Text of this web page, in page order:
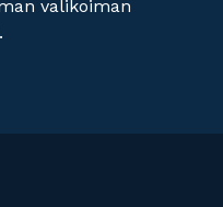
valikoiman